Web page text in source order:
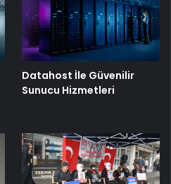
Datahost İle Güvenilir
Sunucu Hizmetleri